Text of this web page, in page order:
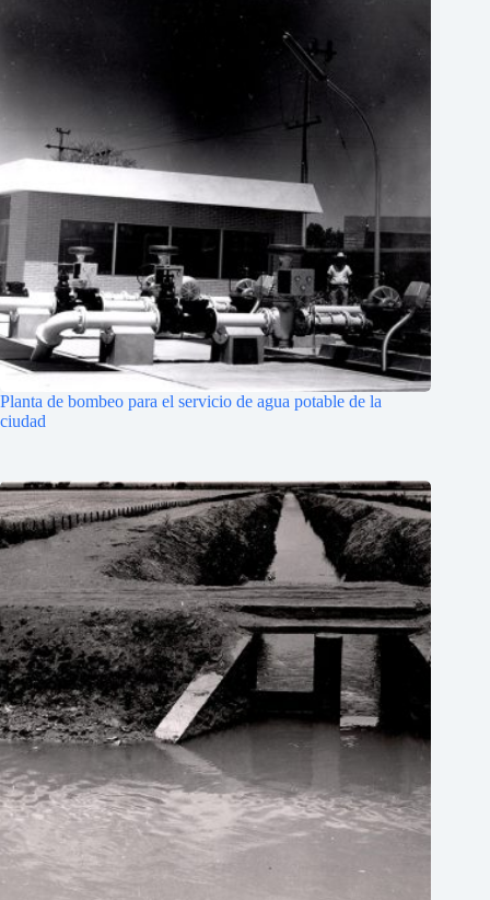
Planta de bombeo para el servicio de agua potable de la
ciudad